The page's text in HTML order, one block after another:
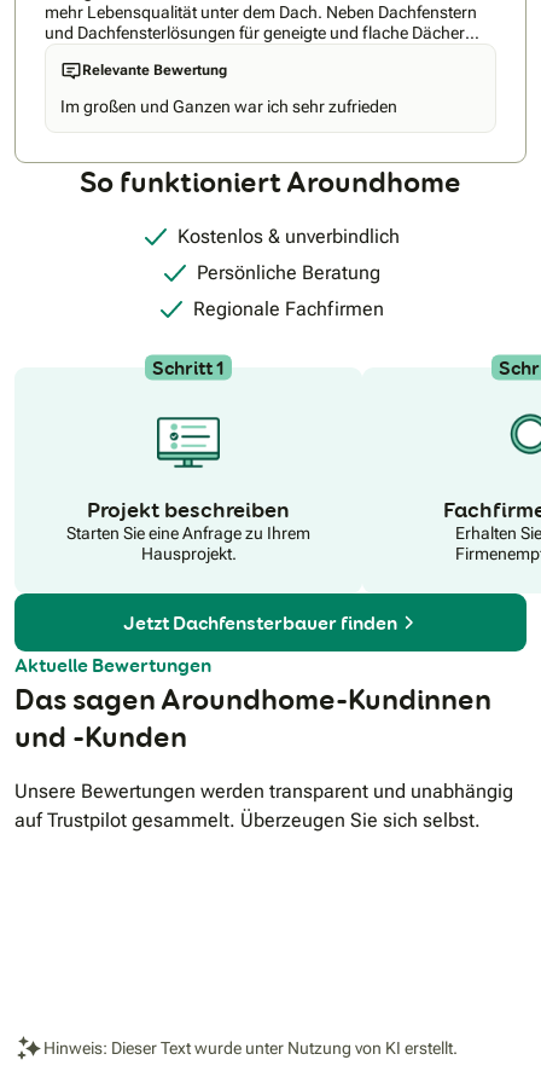
mehr Lebensqualität unter dem Dach. Neben Dachfenstern
und Dachfensterlösungen für geneigte und flache Dächer
bietet Velux auch Produkte für den Hitze- und Sonnenschutz
sowie Smart Home Lösungen. Entdecken Sie die
Produktvielfalt von VELUX und lassen Sie sich von uns
beraten. Buchen Sie ihre Beratung direkt hier beim VELUX
Beratungsservice: Bookings – – Outlook
Relevante Bewertung
Im großen und Ganzen war ich sehr zufrieden
So funktioniert Aroundhome
Kostenlos & unverbindlich
Persönliche Beratung
Regionale Fachfirmen
Schritt 1
Projekt beschreiben
Starten Sie eine Anfrage zu Ihrem
Hausprojekt.
Erhalten
Jetzt Dachfensterbauer finden
Aktuelle Bewertungen
Das sagen Aroundhome-Kundinnen
und -Kunden
Unsere Bewertungen werden transparent und unabhängig
auf Trustpilot gesammelt. Überzeugen Sie sich selbst.
Hinweis: Dieser Text wurde unter Nutzung von KI erstellt.